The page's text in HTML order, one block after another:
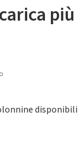
più
disponibili